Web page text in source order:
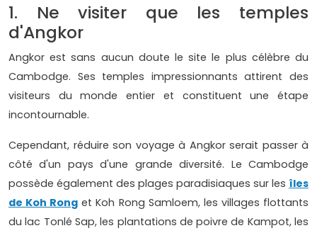
1. Ne visiter que les temples
d'Angkor
Angkor est sans aucun doute le site le plus célèbre du
Cambodge. Ses temples impressionnants attirent des
visiteurs du monde entier et constituent une étape
incontournable.
Cependant, réduire son voyage à Angkor serait passer à
côté d'un pays d'une grande diversité. Le Cambodge
possède également des plages paradisiaques sur les îles
de Koh Rong et Koh Rong Samloem, les villages flottants
du lac Tonlé Sap, les plantations de poivre de Kampot, les